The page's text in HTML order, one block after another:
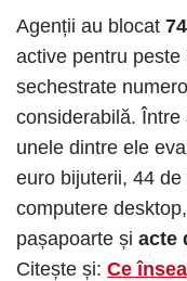
Agenții au blocat
active pentru
sechestrate
considerabilă.
unele dintre ele
euro bijuterii, 44
computere
pașapoarte și acte
Citește și: Ce